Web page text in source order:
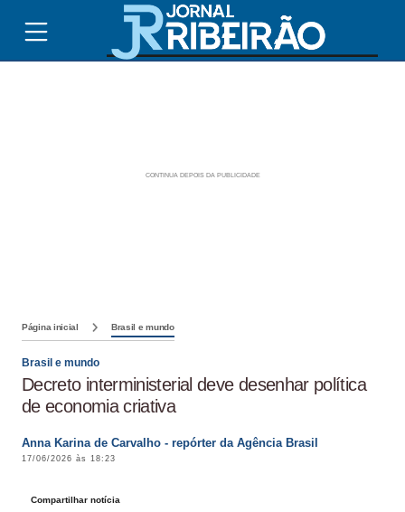
Página inicial Brasil e mundo
Brasil e mundo
Decreto interministerial deve desenhar política
de economia criativa
Anna Karina de Carvalho - repórter da Agência Brasil
17/06/2026 às 18:23
Compartilhar notícia